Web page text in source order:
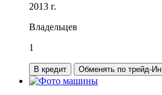
2013 г.
Владельцев
1
В кредит Обменять по трейд-Ин